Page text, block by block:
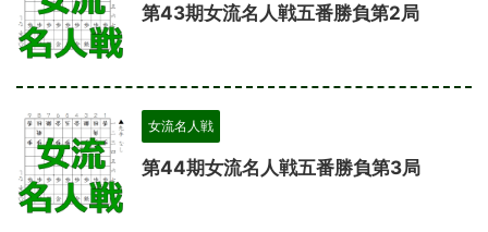
第43期女流名人戦五番勝負第2局
女流名人戦
第44期女流名人戦五番勝負第3局